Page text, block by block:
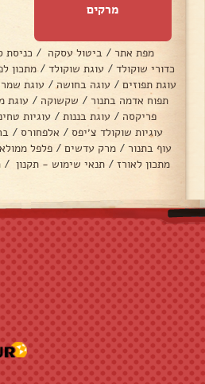
מרקים
מפת אתר / ביטול עסקה / כניסת
כדורי שוקולד / עוגת שוקולד / מתכון
עוגת תפוזים / עוגה בחושה / עוגת
תפוח אדמה בתנור / שקשוקה / עוגת
פריקסה / עוגת בננות / עוגיות
עוגיות שוקולד צ׳יפס / אלפחורס /
עוף בתנור / מרק עדשים / פלפל ממולא
מתכון לאורז / תנאי שימוש - תקנון /